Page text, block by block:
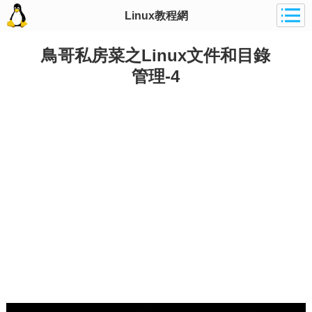
Linux教程網
鳥哥私房菜之Linux文件和目錄
管理-4